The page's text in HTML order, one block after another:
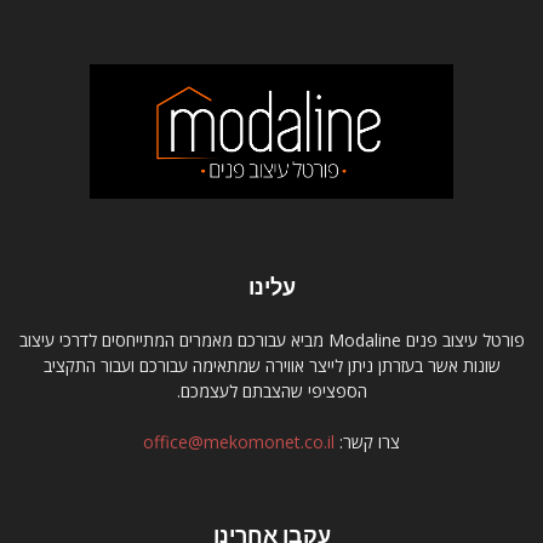
עלינו
פורטל עיצוב פנים Modaline מביא עבורכם מאמרים המתייחסים לדרכי עיצוב
שונות אשר בעזרתן ניתן לייצר אווירה שמתאימה עבורכם ועבור התקציב
הספציפי שהצבתם לעצמכם.
צרו קשר: office@mekomonet.co.il
עקבו אחרינו